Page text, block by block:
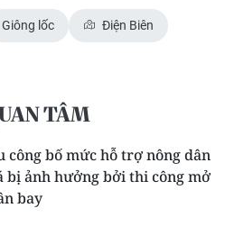
Giông lốc Điện Biên
TÂM
công bố mức hỗ trợ nông dân
bị ảnh hưởng bởi thi công mở
bay